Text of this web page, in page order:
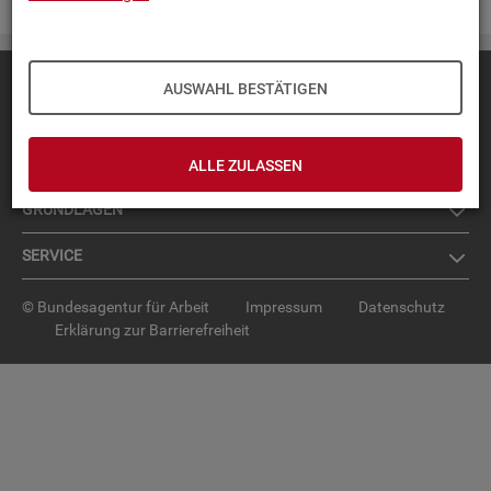
AUSWAHL BESTÄTIGEN
ALLE ZULASSEN
TOP-PRO­DUK­TE
IN­TER­AK­TI­VE STA­TIS­TI­KEN
GRUND­LA­GEN
SER­VICE
© Bundesagentur für Arbeit Impressum
Datenschutz
Erklärung zur Barrierefreiheit